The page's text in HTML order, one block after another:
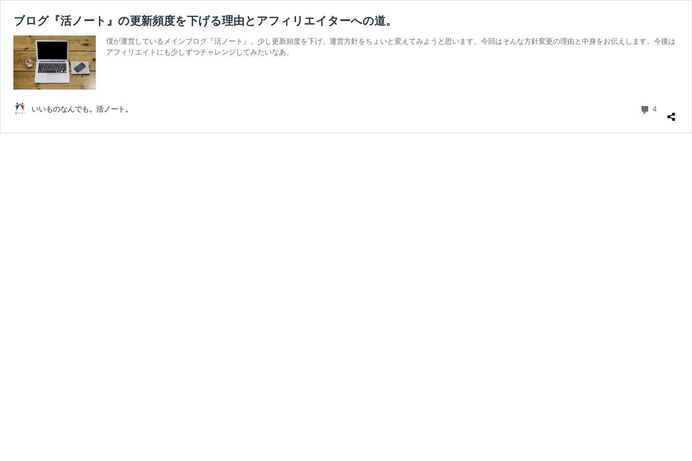
ブログ『活ノート』の更新頻度を下げる理由とアフィリエイターへの道。
僕が運営しているメインブログ『活ノート』。少し更新頻度を下げ、運営方針をちょいと変えてみようと思います。今回はそんな方針変更の理由と中身をお伝えします。今後は
アフィリエイトにも少しずつチャレンジしてみたいなあ。
いいものなんでも。活ノート。 4コメント